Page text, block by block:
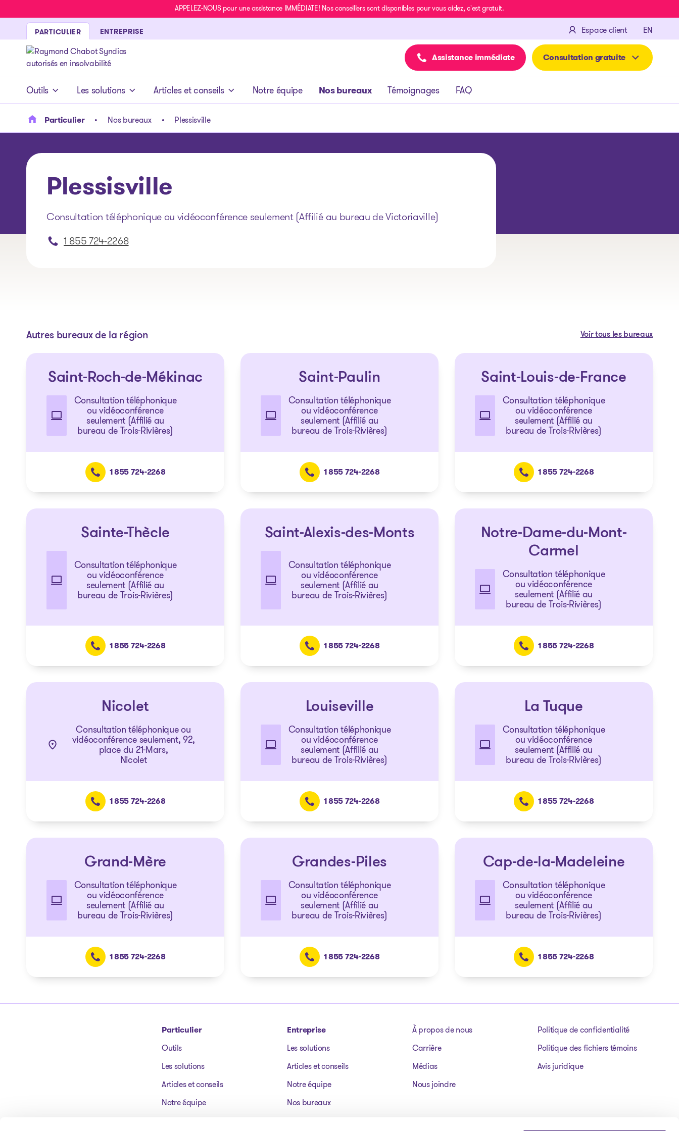
APPELEZ-NOUS pour une assistance IMMÉDIATE! Nos conseillers sont disponibles pour vous aidez, c'est gratuit.
PARTICULIER ENTREPRISE Espace client EN
- page d’accueil
Assistance immédiate Consultation gratuite
Outils Les solutions Articles et conseils Notre équipe Nos bureaux Témoignages FAQ
Particulier Nos bureaux Plessisville
Plessisville
Consultation téléphonique ou vidéoconférence seulement (Affilié au bureau de Victoriaville)
1 855 724-2268
Autres bureaux de la région Voir tous les bureaux
Saint-Roch-de-Mékinac
Consultation téléphonique
ou vidéoconférence
seulement (Affilié au
bureau de Trois-Rivières)
1 855 724-2268
Saint-Paulin
Consultation téléphonique
ou vidéoconférence
seulement (Affilié au
bureau de Trois-Rivières)
1 855 724-2268
Saint-Louis-de-France
Consultation téléphonique
ou vidéoconférence
seulement (Affilié au
bureau de Trois-Rivières)
1 855 724-2268
Sainte-Thècle
Consultation téléphonique
ou vidéoconférence
seulement (Affilié au
bureau de Trois-Rivières)
1 855 724-2268
Saint-Alexis-des-Monts
Consultation téléphonique
ou vidéoconférence
seulement (Affilié au
bureau de Trois-Rivières)
1 855 724-2268
Notre-Dame-du-Mont-
Carmel
Consultation téléphonique
ou vidéoconférence
seulement (Affilié au
bureau de Trois-Rivières)
1 855 724-2268
Nicolet
Consultation téléphonique ou
vidéoconférence seulement, 92,
place du 21-Mars,
Nicolet
1 855 724-2268
Louiseville
Consultation téléphonique
ou vidéoconférence
seulement (Affilié au
bureau de Trois-Rivières)
1 855 724-2268
La Tuque
Consultation téléphonique
ou vidéoconférence
seulement (Affilié au
bureau de Trois-Rivières)
1 855 724-2268
Grand-Mère
Consultation téléphonique
ou vidéoconférence
seulement (Affilié au
bureau de Trois-Rivières)
1 855 724-2268
Grandes-Piles
Consultation téléphonique
ou vidéoconférence
seulement (Affilié au
bureau de Trois-Rivières)
1 855 724-2268
Cap-de-la-Madeleine
Consultation téléphonique
ou vidéoconférence
seulement (Affilié au
bureau de Trois-Rivières)
1 855 724-2268
Particulier
Outils
Les solutions
Articles et conseils
Notre équipe
Entreprise
Les solutions
Articles et conseils
Notre équipe
Nos bureaux
À propos de nous
Carrière
Médias
Nous joindre
Politique de confidentialité
Politique des fichiers témoins
Avis juridique